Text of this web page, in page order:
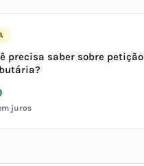
precisa saber sobre petição
juros